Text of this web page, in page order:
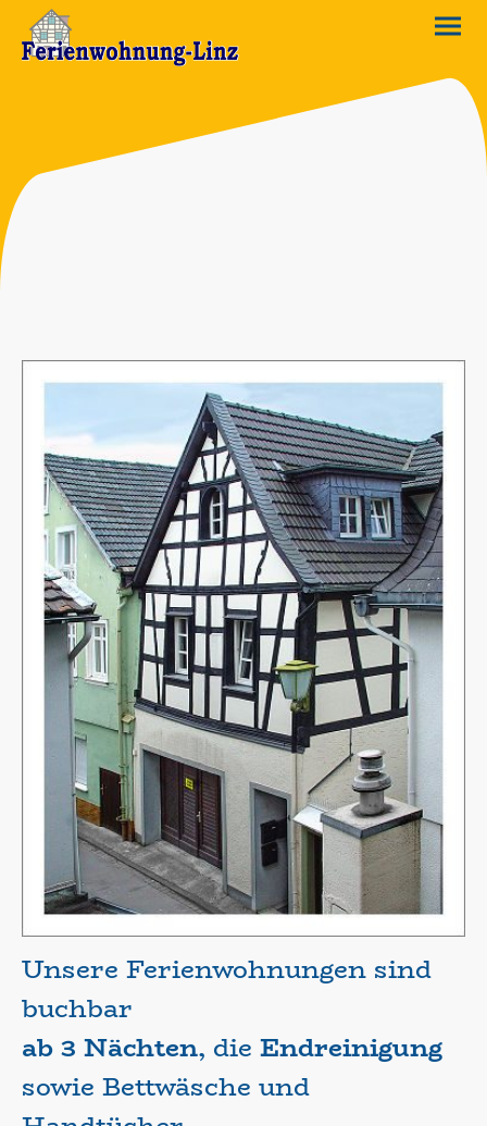
Unsere Ferienwohnungen sind
buchbar
ab 3 Nächten, die Endreinigung
sowie Bettwäsche und